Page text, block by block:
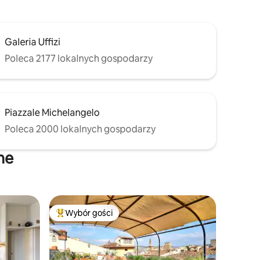
Galeria Uffizi
Poleca 2177 lokalnych gospodarzy
Piazzale Michelangelo
Poleca 2000 lokalnych gospodarzy
Najpopularniejsze z kategorii Wybór gości
Wybór gości